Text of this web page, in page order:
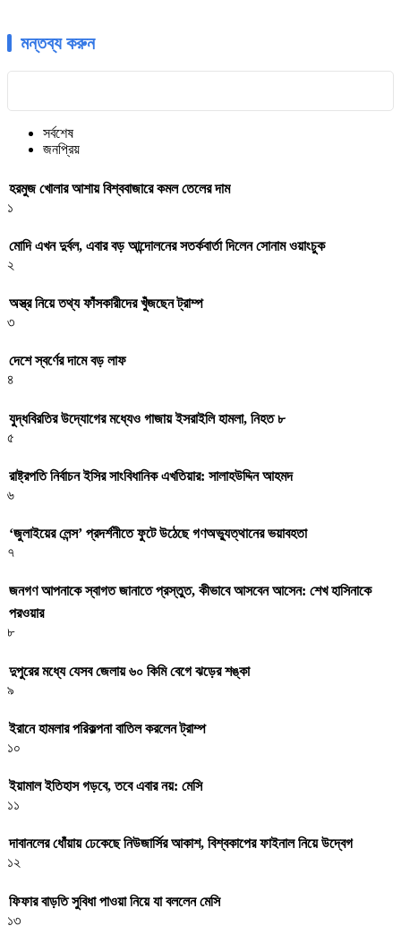
মন্তব্য করুন
সর্বশেষ
জনপ্রিয়
হরমুজ খোলার আশায় বিশ্ববাজারে কমল তেলের দাম
১
মোদি এখন দুর্বল, এবার বড় আন্দোলনের সতর্কবার্তা দিলেন সোনাম ওয়াংচুক
২
অস্ত্র নিয়ে তথ্য ফাঁসকারীদের খুঁজছেন ট্রাম্প
৩
দেশে স্বর্ণের দামে বড় লাফ
৪
যুদ্ধবিরতির উদ্যোগের মধ্যেও গাজায় ইসরাইলি হামলা, নিহত ৮
৫
রাষ্ট্রপতি নির্বাচন ইসির সাংবিধানিক এখতিয়ার: সালাহউদ্দিন আহমদ
৬
‘জুলাইয়ের লেন্স’ প্রদর্শনীতে ফুটে উঠেছে গণঅভ্যুত্থানের ভয়াবহতা
৭
জনগণ আপনাকে স্বাগত জানাতে প্রস্তুত, কীভাবে আসবেন আসেন: শেখ হাসিনাকে
পরওয়ার
৮
দুপুরের মধ্যে যেসব জেলায় ৬০ কিমি বেগে ঝড়ের শঙ্কা
৯
ইরানে হামলার পরিকল্পনা বাতিল করলেন ট্রাম্প
১০
ইয়ামাল ইতিহাস গড়বে, তবে এবার নয়: মেসি
১১
দাবানলের ধোঁয়ায় ঢেকেছে নিউজার্সির আকাশ, বিশ্বকাপের ফাইনাল নিয়ে উদ্বেগ
১২
ফিফার বাড়তি সুবিধা পাওয়া নিয়ে যা বললেন মেসি
১৩